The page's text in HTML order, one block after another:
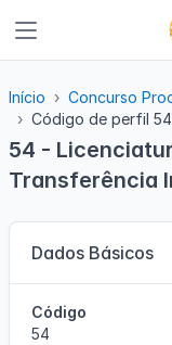
Início
Concurso
Código de perfil 54
54 -
Transferência
Dados Básicos
Código
54